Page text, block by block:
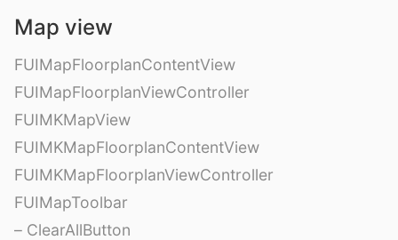
Map view
FUIMapFloorplanContentView
FUIMapFloorplanViewController
FUIMKMapView
FUIMKMapFloorplanContentView
FUIMKMapFloorplanViewController
FUIMapToolbar
– ClearAllButton